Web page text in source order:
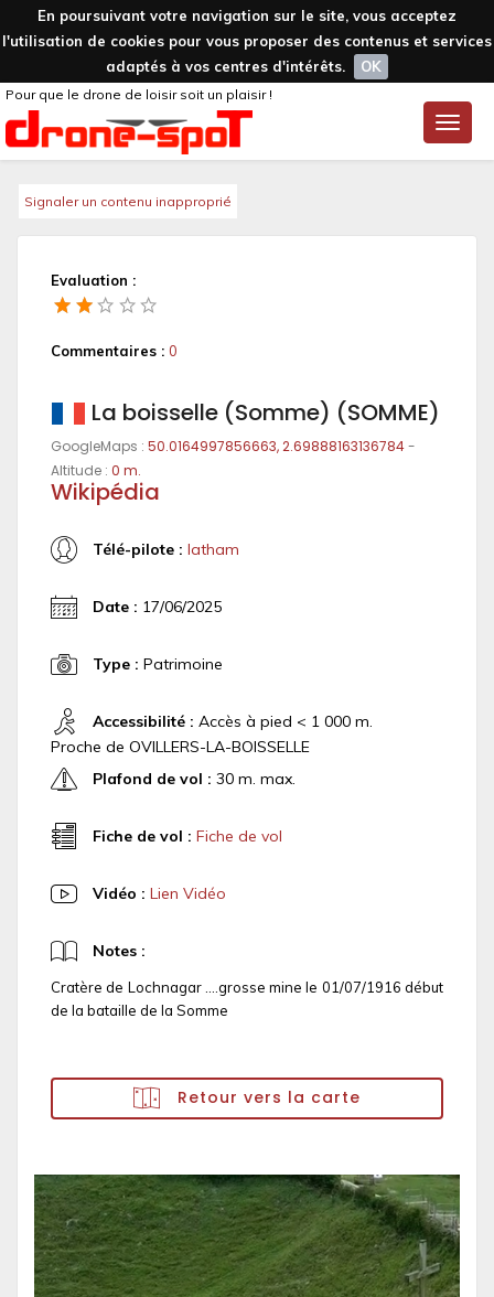
En poursuivant votre navigation sur le site, vous acceptez
l'utilisation de cookies pour vous proposer des contenus et services
adaptés à vos centres d'intérêts.
OK
Toggle
Pour que le drone de loisir soit un plaisir !
Signaler un contenu inapproprié
Evaluation :
Commentaires : 0
La boisselle (Somme) (SOMME)
GoogleMaps : 50.0164997856663, 2.69888163136784-
Altitude : 0 m.
Wikipédia
Télé-pilote : latham
Date : 17/06/2025
Type : Patrimoine
Accessibilité : Accès à pied < 1 000 m.
Proche de OVILLERS-LA-BOISSELLE
Plafond de vol : 30 m. max.
Fiche de vol : Fiche de vol
Vidéo : Lien Vidéo
Notes :
Cratère de Lochnagar ....grosse mine le 01/07/1916 début
de la bataille de la Somme
Retour vers la carte